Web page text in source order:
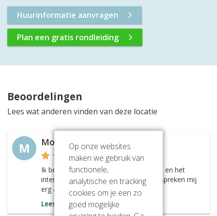
Huurinformatie aanvragen
Plan een gratis rondleiding
Beoordelingen
Lees wat anderen vinden van deze locatie
M Monica de Bruin
Ik ben onlangs wezen kijken in dit pand en het
interieur en het vriendelijke personeel spreken mij
erg aan.
Lees meer
Op onze websites
maken we gebruik van
functionele,
analytische en tracking
cookies om je een zo
goed mogelijke